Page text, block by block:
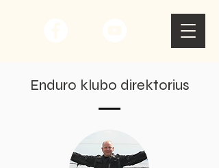
Enduro klubo direktorius